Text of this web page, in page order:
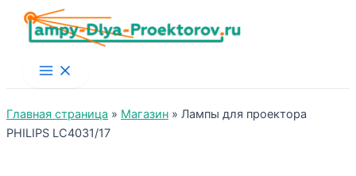
Main
Menu
Главная страница » Магазин » Лампы для проектора
PHILIPS LC4031/17